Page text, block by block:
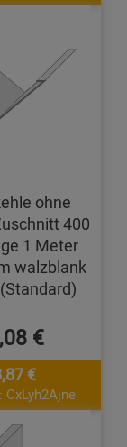
ohne
400
1 Meter
walzblank
€
€
CxLyh2Ajne